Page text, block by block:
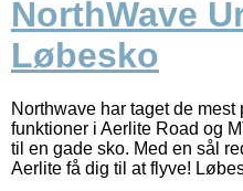
NorthWave
Løbesko
Northwave har taget de
funktioner i Aerlite Road og
til en gade sko. Med en sål
Aerlite få dig til at flyve!